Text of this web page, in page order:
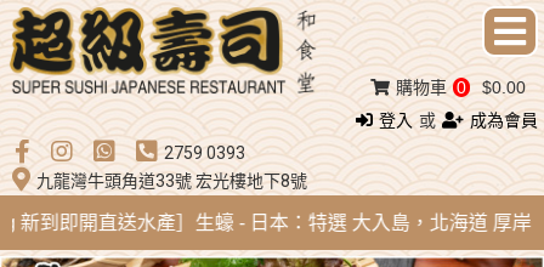
登入 或
成為會員
2759 0393
九龍灣牛頭角道33號 宏光樓地下8號
購物車 0 $0.00
到即開直送水產］生蠔 - 日本：特選 大入島，北海道 厚岸